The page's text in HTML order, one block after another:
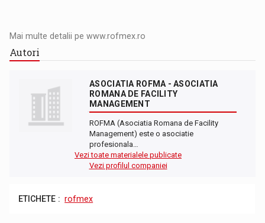
Mai multe detalii pe www.rofmex.ro
Autori
ASOCIATIA ROFMA - ASOCIATIA
ROMANA DE FACILITY
MANAGEMENT
ROFMA (Asociatia Romana de Facility
Management) este o asociatie
profesionala…
Vezi toate materialele publicate
Vezi profilul companiei
ETICHETE : rofmex